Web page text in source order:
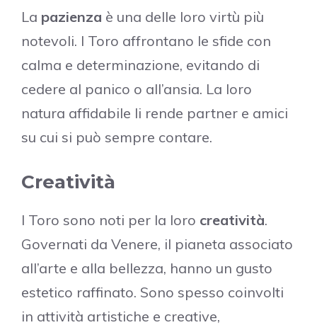
La pazienza è una delle loro virtù più
notevoli. I Toro affrontano le sfide con
calma e determinazione, evitando di
cedere al panico o all’ansia. La loro
natura affidabile li rende partner e amici
su cui si può sempre contare.
Creatività
I Toro sono noti per la loro creatività.
Governati da Venere, il pianeta associato
all’arte e alla bellezza, hanno un gusto
estetico raffinato. Sono spesso coinvolti
in attività artistiche e creative,